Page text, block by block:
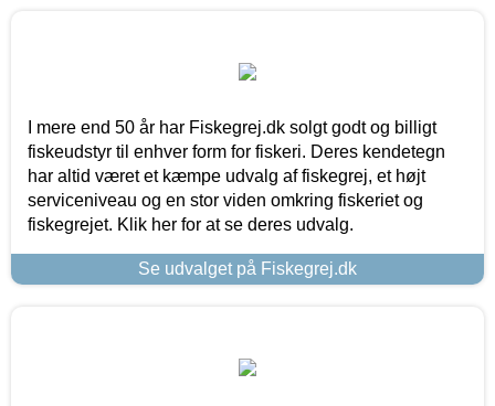
I mere end 50 år har Fiskegrej.dk solgt godt og billigt
fiskeudstyr til enhver form for fiskeri. Deres kendetegn
har altid været et kæmpe udvalg af fiskegrej, et højt
serviceniveau og en stor viden omkring fiskeriet og
fiskegrejet. Klik her for at se deres udvalg.
Se udvalget på Fiskegrej.dk